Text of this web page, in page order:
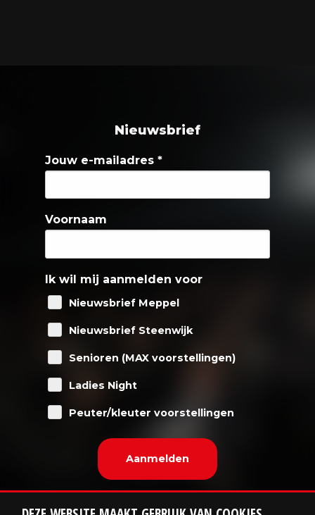
Nieuwsbrief
Jouw e-mailadres *
Voornaam
Ik wil mij aanmelden voor
Nieuwsbrief Meppel
Nieuwsbrief Steenwijk
Senioren (MAX voorstellingen)
Ladies Night
Peuter/kleuter voorstellingen